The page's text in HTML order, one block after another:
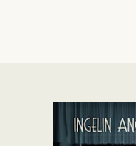
OM BOKEN
Fristående